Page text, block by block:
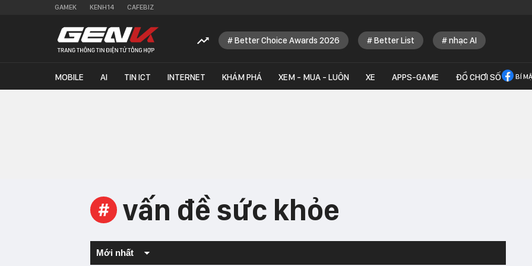
GAMEK KENH14 CAFEBIZ
Better Choice Awards 2026 Better List nhạc AI
MOBILE AI TIN ICT INTERNET KHÁM PHÁ XEM - MUA - LUÔN XE APPS-GAME ĐỒ CHƠI SỐ BÍ
# vấn đề sức khỏe
Mới nhất